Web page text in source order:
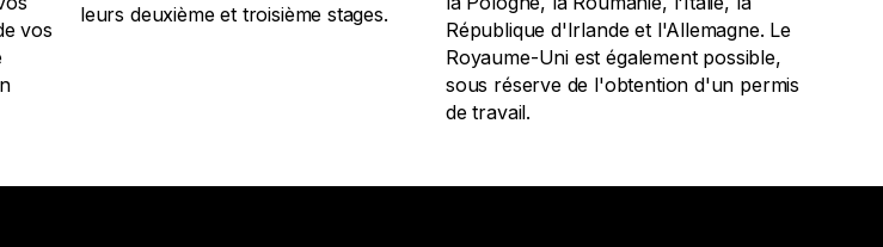
vos
leurs deuxième et troisième stages.
République d'Irlande et l'Allemagne. Le
Royaume-Uni est également possible,
sous réserve de l'obtention d'un permis
de travail.